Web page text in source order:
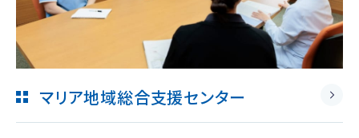
マリア地域総合支援センター